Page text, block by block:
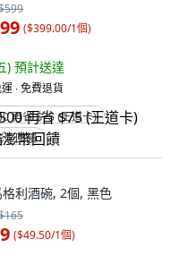
($399.00/1個)
) 預計送達
∙ 免費退貨
再省 $75 (王道卡)
幣回饋
利酒碗, 2個, 黑色
($49.50/1個)